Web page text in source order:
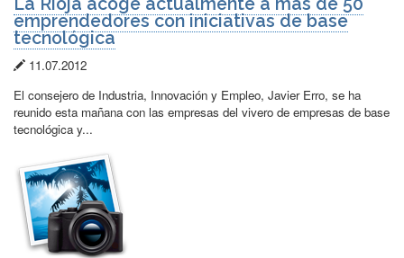
emprendedores con iniciativas de base
tecnológica
Fecha
publicación:
11.07.2012
El consejero de Industria, Innovación y Empleo, Javier Erro, se ha
reunido esta mañana con las empresas del vivero de empresas de base
tecnológica y...